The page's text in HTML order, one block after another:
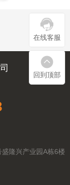
在线客服
回到顶部
隆兴产业园A栋6楼